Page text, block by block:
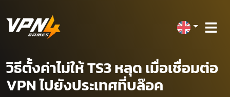
วิธีตั้งค่าไม่ให้ TS3 หลุด เมื่อเชื่อมต่อ
VPN ไปยังประเทศที่บล๊อค